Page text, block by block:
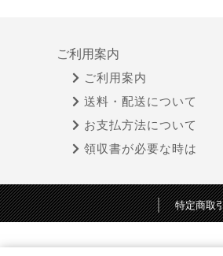
ご利用案内
ご利用案内
送料・配送について
お支払方法について
領収書が必要な時は
特定商取